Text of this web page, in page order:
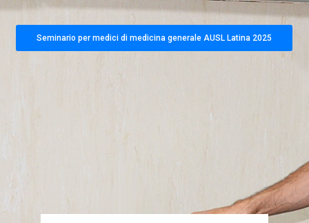
Seminario per medici di medicina generale AUSL Latina 2025